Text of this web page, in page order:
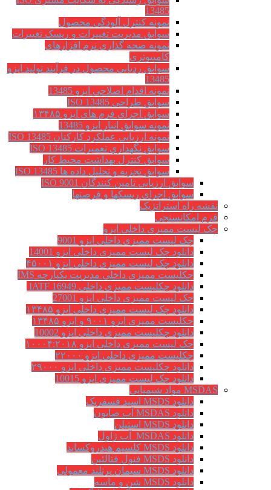
13485
نمونه کنترل آلودگی محصول
سوابق مدیریت تغییرات و ریسک تغییرات
نمونه صحه گذاری نرم افزارهای
کامپیوتری
سوابق ردیابی محصول در فرآیند تولید ایزو
13485
نمونه اقدام اصلاحی ایزو 13485
سوابق طراحی ISO 13485
سوابق اجرای فرم های ایزو ۱۳۴۸۵
نمونه سوابق انبار ایزو 13485
نمونه ارزیابی عملکرد کارکنان ISO 13485
سوابق نگهداري تعميرات ISO 13485
سوابق کنترل بهداشت محیط کار
سوابق تجزیه و تحلیل داده ها ISO 13485
سوابق ارزیابی تامین کنندگان ISO 9001
سوابق اجرای ریسکها و فرصتها
نقشه راه استراتژیک
فرم امکانسنجی
چک لیست ممیزی داخلی ایزو
چک لیست ممیزی داخلی ایزو 9001
دانلود چک لیست ممیزی داخلی ایزو 14001
دانلود چک لیست ممیزی داخلی ایزو ۴۵۰۰۱
چکلیست ممیزی داخلی مدیریت یکپارچه IMS
دانلود چکلیست ممیزی داخلی IATF 16949
چک لیست ممیزی داخلی ایزو 27001
دانلود چک لیست ممیزی داخلی ایزو ۱۳۴۸۵
چکلیست ممیزی ایزو ۹۰۰۱ و ایزو ۱۳۴۸۵
دانلود چکلیست ممیزی داخلی ایزو 10002
چک لیست ممیزی داخلی ایزو ۱۰۰۰۴:۲۰۱۸
چکلیست ممیزی داخلی ایزو ۲۲۰۰۰
دانلود چکلیست ممیزی داخلی ایزو ۲۹۰۰۰
دانلود چک لیست ممیزی ایزو 10015
MSDAS مواد شیمیایی
دانلود MSDS اسید فسفریک
دانلود MSDAS آب صابون
دانلود MSDS استیلن
دانلود MSDAS آب ژاول
دانلود MSDS کلسیم هیدروکساید
دانلود MSDS فنول فتالئین
دانلود MSDS سیمان پرتلند معمولی
دانلود MSDS شن و ماسه